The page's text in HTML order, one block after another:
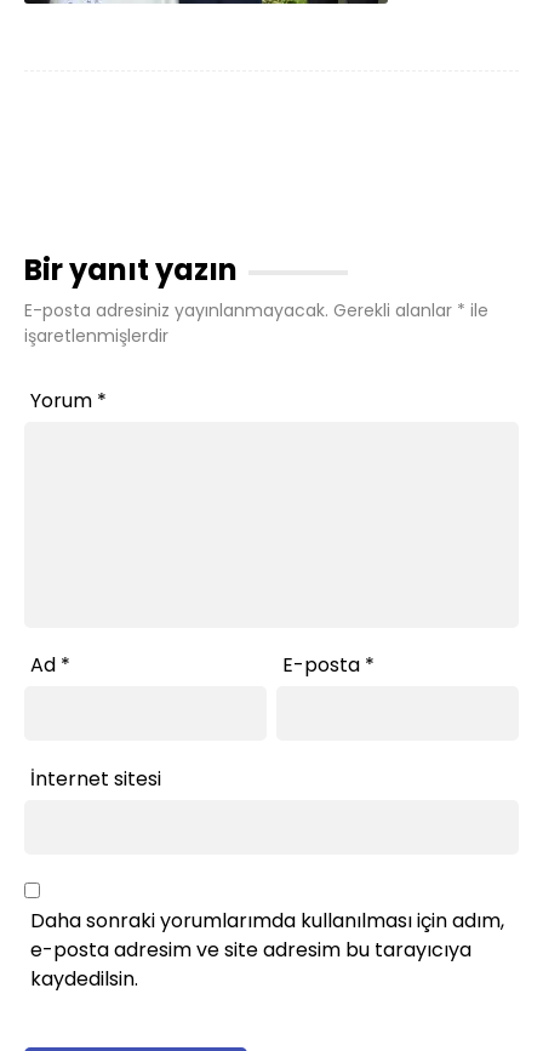
Bir yanıt yazın
E-posta adresiniz yayınlanmayacak. Gerekli alanlar * ile
işaretlenmişlerdir
Yorum *
Ad * E-posta *
İnternet sitesi
Daha sonraki yorumlarımda kullanılması için adım,
e-posta adresim ve site adresim bu tarayıcıya
kaydedilsin.